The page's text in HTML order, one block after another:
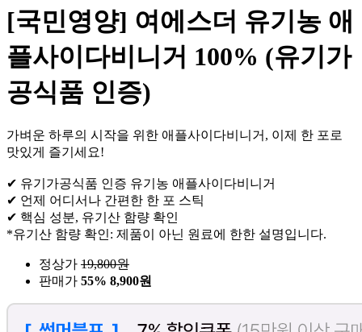
[국민영양] 여에스더 유기농 애
플사이다비니거 100% (유기가
공식품 인증)
가벼운 하루의 시작을 위한 애플사이다비니거, 이제 한 포로
맛있게 즐기세요!
✔ 유기가공식품 인증 유기농 애플사이다비니거
✔ 언제 어디서나 간편한 한 포 스틱
✔ 핵심 성분, 유기산 함량 확인
*유기산 함량 확인: 제품이 아닌 원료에 한한 설명입니다.
정상가 19,800원
판매가 55% 8,900원